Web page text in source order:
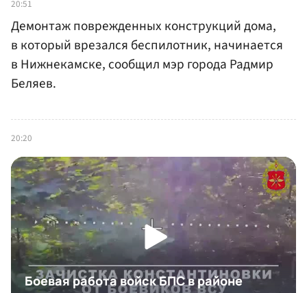
20:51
Демонтаж поврежденных конструкций дома,
в который врезался беспилотник, начинается
в Нижнекамске, сообщил мэр города Радмир
Беляев.
20:20